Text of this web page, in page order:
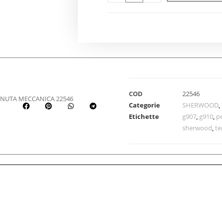
MECCANICA 22546
COD
22546
Categorie
SHERWOOD,
Etichette
g907, g910,
sherwood,